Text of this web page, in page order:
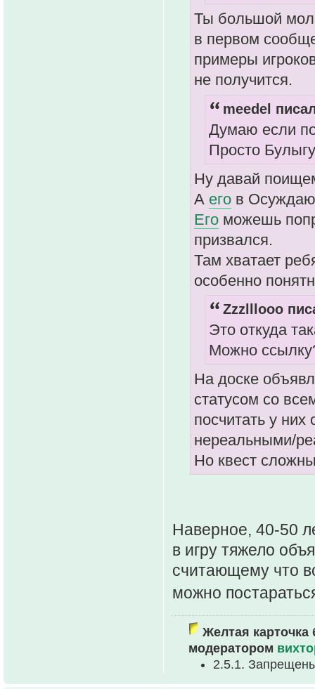
Ты большой
в первом
примеры
не получится.
meedel
Думаю если
Просто
Ну давай
А его в
Его можешь
призвался.
Там хватает
особенно
Zzzlllooo
Это откуда
Можно
На доске
статусом со
посчитать у
нереальными/
Но квест
Наверное, 40-50
в игру тяжело
считающему что
можно
Желтая карточка
модератором
2.5.1.